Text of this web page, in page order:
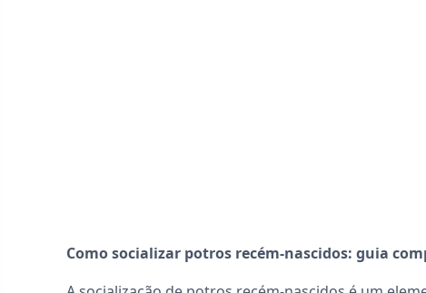
Como socializar potros recém-nascidos: guia